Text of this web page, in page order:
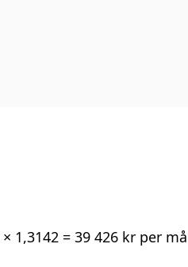
1,3142 = 39 426 kr per